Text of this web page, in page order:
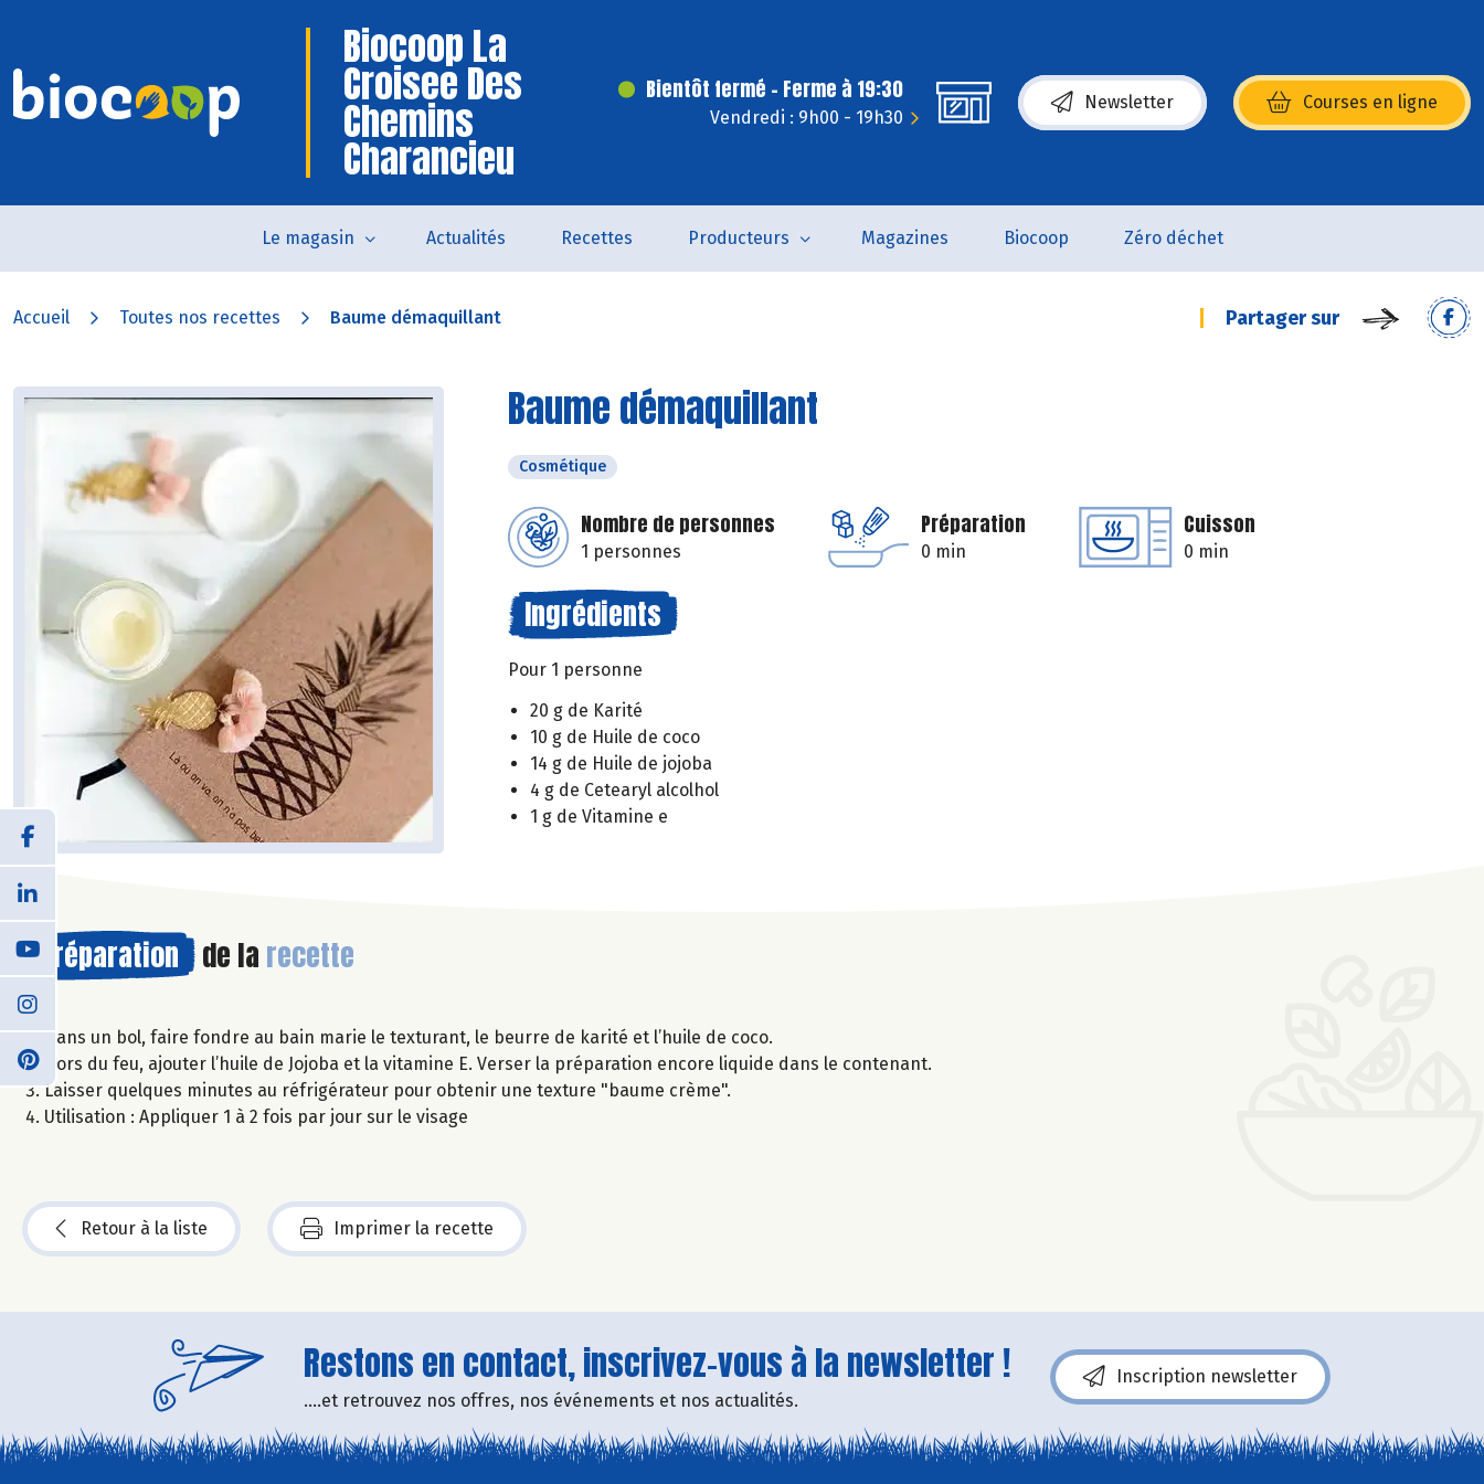
Biocoop La
Croisee Des
Chemins
Charancieu
Bientôt fermé - Ferme à 19:30
Vendredi : 9h00 - 19h30
Newsletter Courses en ligne
(s’ouvre dans une nouvelle fenêtre)
Le magasin Actualités Recettes Producteurs Magazines Biocoop Zéro déchet
Accueil Toutes nos recettes Baume démaquillant Partager sur
Baume démaquillant
Cosmétique
Nombre de personnes
1 personnes
Préparation
0 min
Cuisson
0 min
Ingrédients
Pour 1 personne
20 g de Karité
10 g de Huile de coco
14 g de Huile de jojoba
4 g de Cetearyl alcolhol
1 g de Vitamine e
Préparation de la recette
Dans un bol, faire fondre au bain marie le texturant, le beurre de karité et l’huile de coco.
Hors du feu, ajouter l’huile de Jojoba et la vitamine E. Verser la préparation encore liquide dans le contenant.
Laisser quelques minutes au réfrigérateur pour obtenir une texture "baume crème".
Utilisation : Appliquer 1 à 2 fois par jour sur le visage
Retour à la liste Imprimer la recette
Restons en contact, inscrivez-vous à la newsletter !
....et retrouvez nos offres, nos événements et nos actualités.
Inscription newsletter